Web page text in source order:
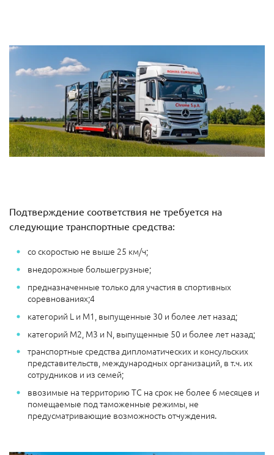
Подтверждение соответствия не требуется на
следующие транспортные средства:
со скоростью не выше 25 км/ч;
внедорожные большегрузные;
предназначенные только для участия в спортивных
соревнованиях;4
категорий L и М1, выпущенные 30 и более лет назад;
категорий М2, М3 и N, выпущенные 50 и более лет назад;
транспортные средства дипломатических и консульских
представительств, международных организаций, в т.ч. их
сотрудников и из семей;
ввозимые на территорию ТС на срок не более 6 месяцев и
помещаемые под таможенные режимы, не
предусматривающие возможность отчуждения.